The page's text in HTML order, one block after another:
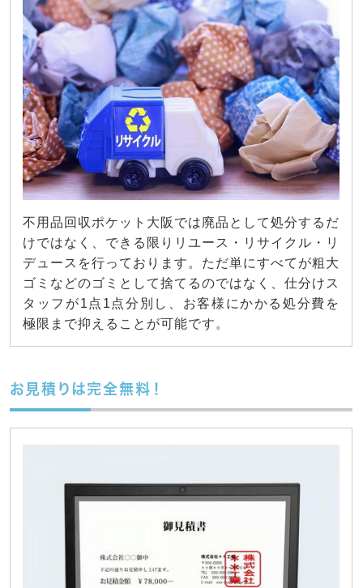
不用品回収ポケット大阪では廃品として処分するだ
けではなく、できる限りリユース・リサイクル・リ
デュースを行っております。ただ単にすべてが粗大
ゴミなどのゴミとして捨てるのではなく、仕分けス
タッフが1点1点分別し、お客様にかかる処分費を
極限まで抑えることが可能です。
お見積りは完全無料！